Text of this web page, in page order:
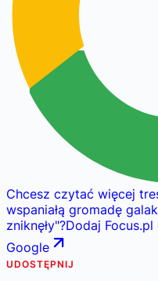
Chcesz czytać więcej
wspaniałą gromadę
zniknęły"?Dodaj
Google
UDOSTĘPNIJ